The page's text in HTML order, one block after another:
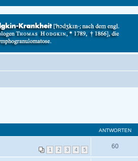
ANTWORTEN
1 2 3 4 5 60